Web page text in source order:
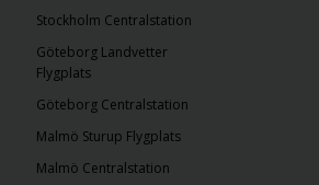
Stockholm Centralstation
Göteborg Landvetter
Flygplats
Göteborg Centralstation
Malmö Sturup Flygplats
Malmö Centralstation